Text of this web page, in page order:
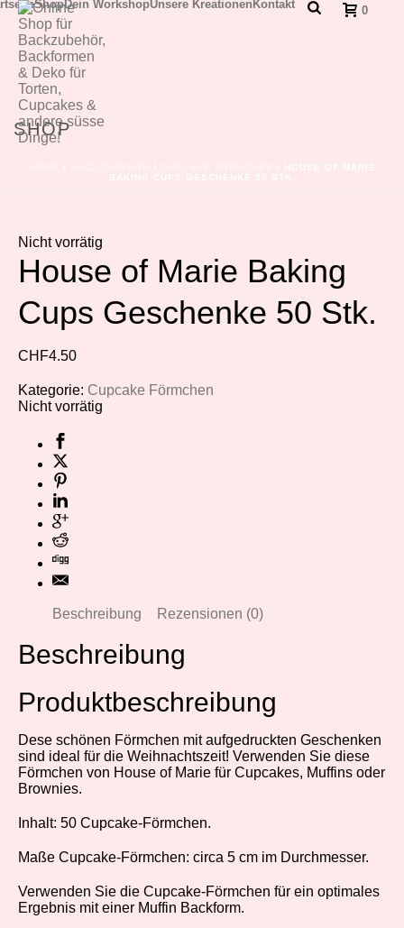
ShopDein WorkshopUnsere Kreationen Kontakt 0
SHOP
Nicht vorrätig
House of Marie Baking
Cups Geschenke 50 Stk.
CHF4.50
Kategorie: Cupcake Förmchen
Nicht vorrätig
Beschreibung Rezensionen (0)
Beschreibung
Produktbeschreibung
Dese schönen Förmchen mit aufgedruckten Geschenken
sind ideal für die Weihnachtszeit! Verwenden Sie diese
Förmchen von House of Marie für Cupcakes, Muffins oder
Brownies.
Inhalt: 50 Cupcake-Förmchen.
Maße Cupcake-Förmchen: circa 5 cm im Durchmesser.
Verwenden Sie die Cupcake-Förmchen für ein optimales
Ergebnis mit einer Muffin Backform.